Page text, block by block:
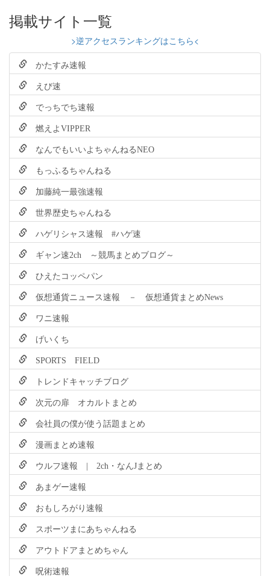
掲載サイト一覧
>逆アクセスランキングはこちら<
かたすみ速報
えび速
でっちでち速報
燃えよVIPPER
なんでもいいよちゃんねるNEO
もっふるちゃんねる
加藤純一最強速報
世界歴史ちゃんねる
ハゲリシャス速報 #ハゲ速
ギャン速2ch ～競馬まとめブログ～
ひえたコッペパン
仮想通貨ニュース速報 － 仮想通貨まとめNews
ワニ速報
げいくち
SPORTS FIELD
トレンドキャッチブログ
次元の扉 オカルトまとめ
会社員の僕が使う話題まとめ
漫画まとめ速報
ウルフ速報 | 2ch・なんJまとめ
あまゲー速報
おもしろがり速報
スポーツまにあちゃんねる
アウトドアまとめちゃん
呪術速報